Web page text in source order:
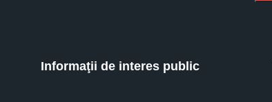
Informaţii de interes public